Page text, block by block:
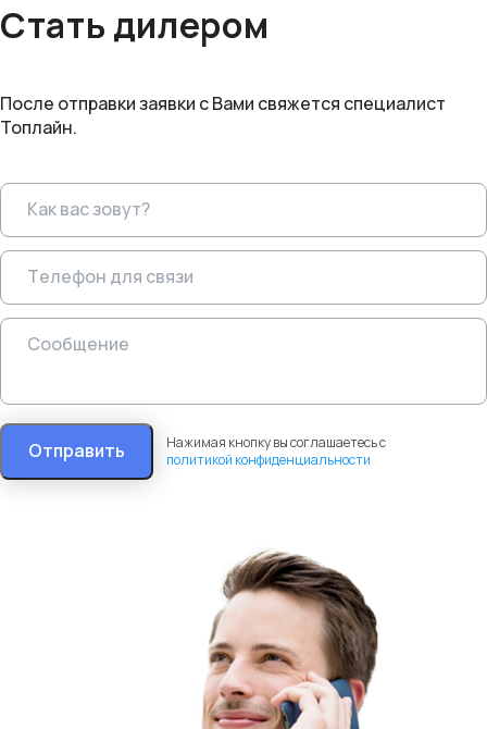
Стать дилером
После отправки заявки с Вами свяжется специалист
Топлайн.
Отправить
Нажимая кнопку вы соглашаетесь с
политикой конфиденциальности